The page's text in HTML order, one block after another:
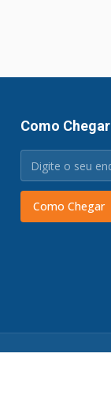
Como Chegar
Como Chegar